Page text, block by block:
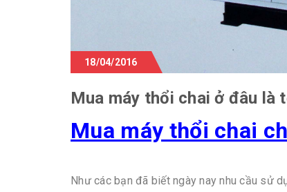
18/04/2016
Mua máy thổi chai ở đâu là
Mua máy thổi chai
Như các bạn đã biết ngày nay nhu cầu sử